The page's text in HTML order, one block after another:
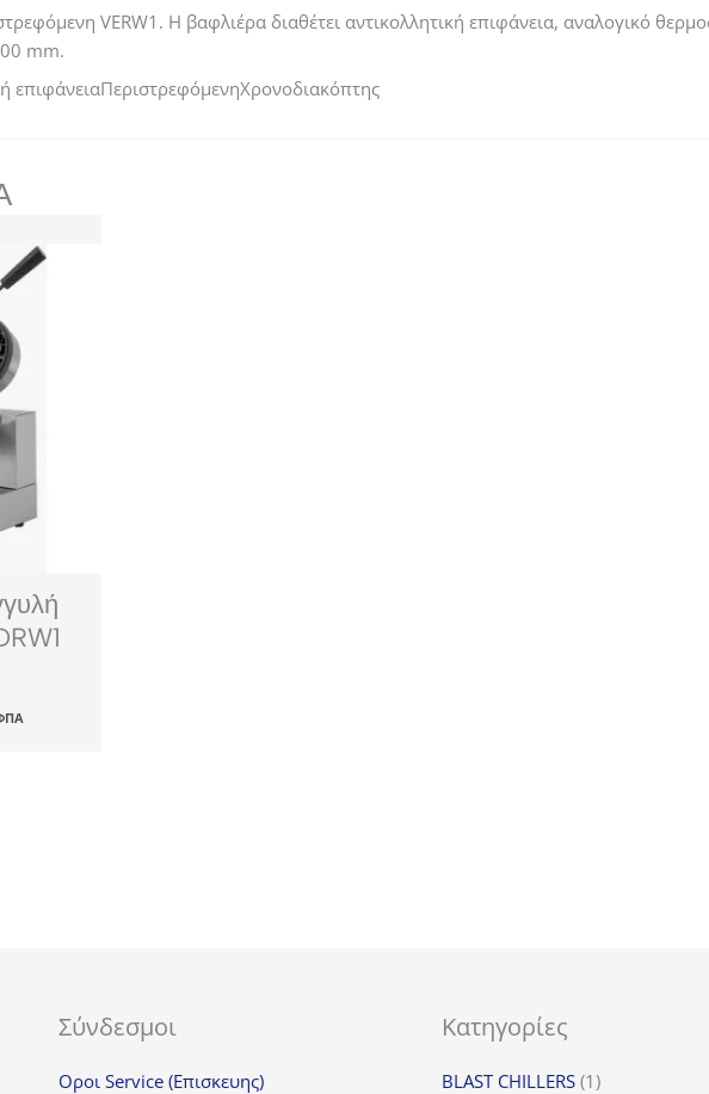
VERW1. Η βαφλιέρα διαθέτει αντικολλητική επιφάνεια, αναλογικό
mm.
επιφάνειαΠεριστρεφόμενηΧρονοδιακόπτης
Σύνδεσμοι
Οροι Service (Επισκευης)
Κατηγορίες
BLAST CHILLERS 11